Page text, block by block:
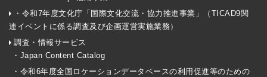
・令和7年度文化庁「国際文化交流・協力推進事業」（TICAD9関
連イベントに係る調査及び企画運営実施業務）
調査・情報サービス
・Japan Content Catalog
・令和6年度全国ロケーションデータベースの利用促進等のための